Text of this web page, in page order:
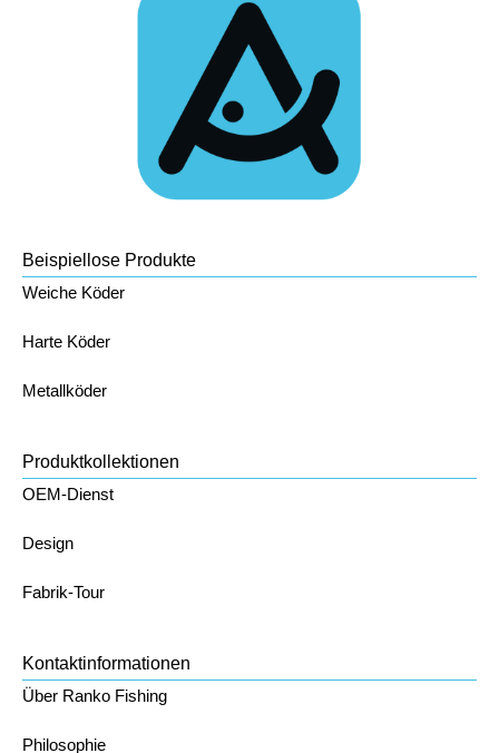
Beispiellose Produkte
Weiche Köder
Harte Köder
Metallköder
Produktkollektionen
OEM-Dienst
Design
Fabrik-Tour
Kontaktinformationen
Über Ranko Fishing
Philosophie